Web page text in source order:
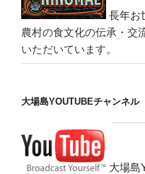
長年お
農村の食文化の伝承・交
いただいています。
大場島YOUTUBEチャンネル
大場島